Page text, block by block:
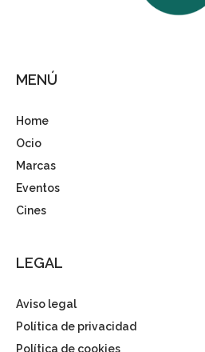
MENÚ
Home
Ocio
Marcas
Eventos
Cines
LEGAL
Aviso legal
Política de privacidad
Política de cookies